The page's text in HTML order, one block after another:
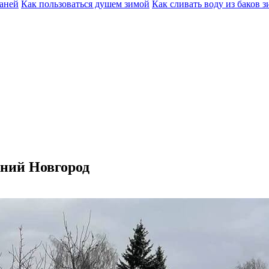
Как пользоваться душем зимой Как сливать воду из баков
Новгород